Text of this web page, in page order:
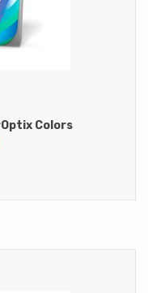
Colors